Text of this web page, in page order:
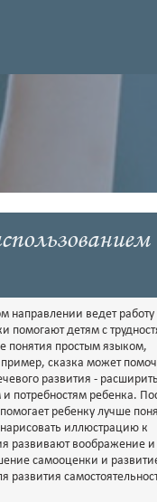
направлении ведет работу
помогают детям с
понятия простым языком,
сказка может
развития - расширить
и потребностям ребенка.
ребенку лучше
иллюстрацию к
развивают воображение и
самооценки и